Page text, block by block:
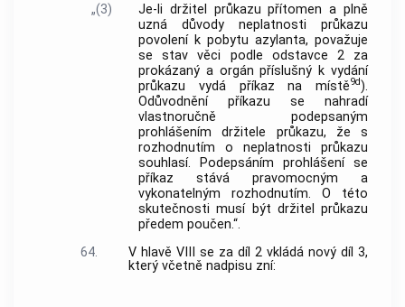
„(3)
Je-li držitel průkazu přítomen a plně
uzná důvody neplatnosti průkazu
povolení k pobytu azylanta, považuje
se stav věci podle odstavce 2 za
prokázaný a orgán příslušný k vydání
průkazu vydá příkaz na místě9d).
Odůvodnění příkazu se nahradí
vlastnoručně podepsaným
prohlášením držitele průkazu, že s
rozhodnutím o neplatnosti průkazu
souhlasí. Podepsáním prohlášení se
příkaz stává pravomocným a
vykonatelným rozhodnutím. O této
skutečnosti musí být držitel průkazu
předem poučen.“.
64.
V hlavě VIII se za díl 2 vkládá nový díl 3,
který včetně nadpisu zní: